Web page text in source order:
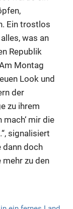
Ein trostlos
was an
Republik
Montag
Look und
der
zu ihrem
mir die
signalisiert
dann doch
zu den